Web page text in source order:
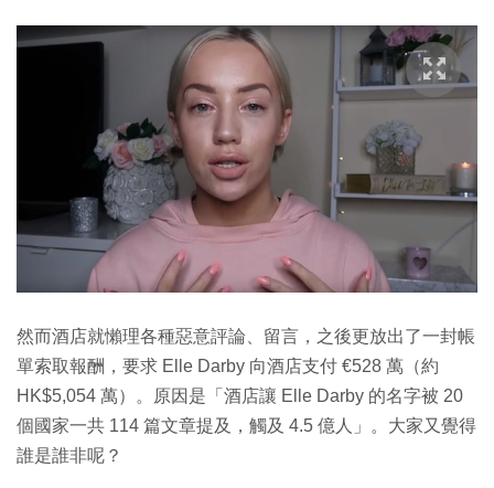
然而酒店就懶理各種惡意評論、留言，之後更放出了一封帳
單索取報酬，要求 Elle Darby 向酒店支付 €528 萬（約
HK$5,054 萬）。原因是「酒店讓 Elle Darby 的名字被 20
個國家一共 114 篇文章提及，觸及 4.5 億人」。大家又覺得
誰是誰非呢？